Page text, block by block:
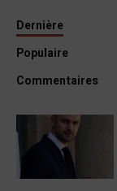
Dernière
Populaire
Commentaires